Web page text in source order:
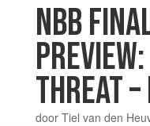
NBB
THREAT
door Tiel van den